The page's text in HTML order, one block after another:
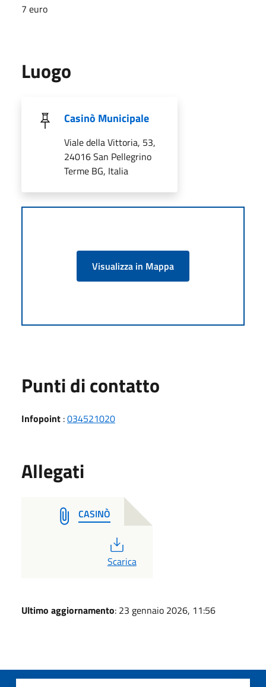
7 euro
Luogo
Casinò Municipale
Viale della Vittoria, 53,
24016 San Pellegrino
Terme BG, Italia
Visualizza in Mappa
Punti di contatto
Infopoint :034521020
Allegati
CASINÒ
PDF
Scarica
Ultimo aggiornamento: 23 gennaio 2026, 11:56